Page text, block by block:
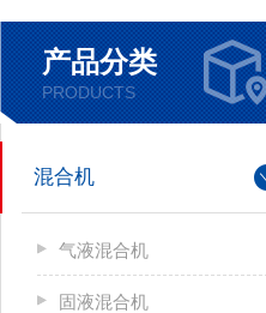
产品分类
PRODUCTS
混合机
气液混合机
固液混合机